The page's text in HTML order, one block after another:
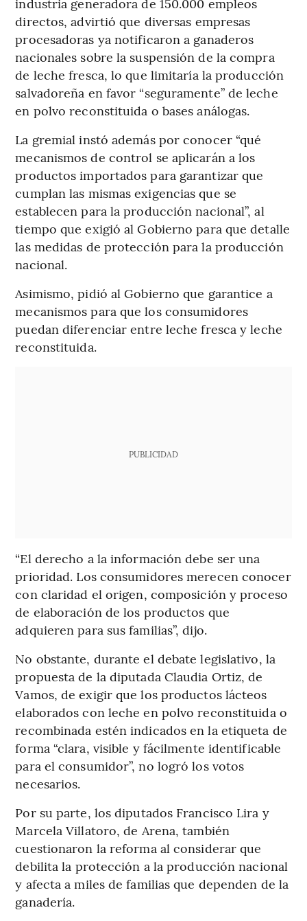
directos, advirtió que diversas empresas
procesadoras ya notificaron a ganaderos
nacionales sobre la suspensión de la compra
de leche fresca, lo que limitaría la producción
salvadoreña en favor “seguramente” de leche
en polvo reconstituida o bases análogas.
La gremial instó además por conocer “qué
mecanismos de control se aplicarán a los
productos importados para garantizar que
cumplan las mismas exigencias que se
establecen para la producción nacional”, al
tiempo que exigió al Gobierno para que detalle
las medidas de protección para la producción
nacional.
Asimismo, pidió al Gobierno que garantice a
mecanismos para que los consumidores
puedan diferenciar entre leche fresca y leche
reconstituida.
PUBLICIDAD
“El derecho a la información debe ser una
prioridad. Los consumidores merecen conocer
con claridad el origen, composición y proceso
de elaboración de los productos que
adquieren para sus familias”, dijo.
No obstante, durante el debate legislativo, la
propuesta de la diputada Claudia Ortiz, de
Vamos, de exigir que los productos lácteos
elaborados con leche en polvo reconstituida o
recombinada estén indicados en la etiqueta de
forma “clara, visible y fácilmente identificable
para el consumidor”, no logró los votos
necesarios.
Por su parte, los diputados Francisco Lira y
Marcela Villatoro, de Arena, también
cuestionaron la reforma al considerar que
debilita la protección a la producción nacional
y afecta a miles de familias que dependen de la
ganadería.